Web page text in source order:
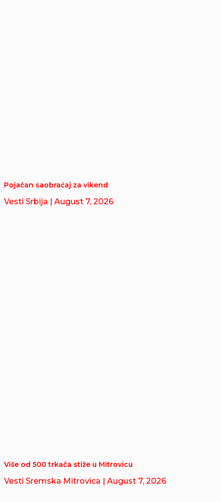
Pojačan saobraćaj za vikend
Vesti Srbija | August 7, 2026
Više od 500 trkača stiže u Mitrovicu
Vesti Sremska Mitrovica | August 7, 2026